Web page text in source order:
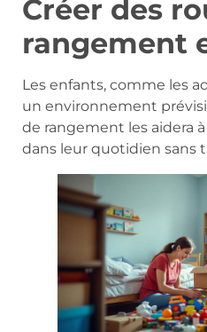
Créer des
rangement
Les enfants, comme les
un environnement
de rangement les aidera
dans leur quotidien sans